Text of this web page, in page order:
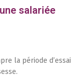
salariée
la période d’essai